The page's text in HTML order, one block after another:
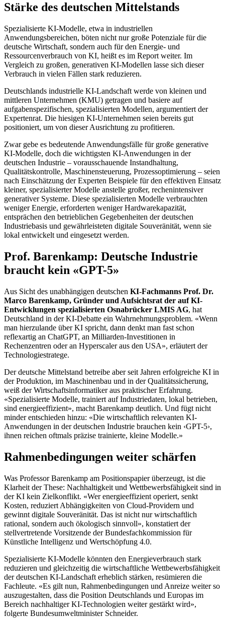
Stärke des deutschen Mittelstands
Spezialisierte KI-Modelle, etwa in industriellen
Anwendungsbereichen, böten nicht nur große Potenziale für die
deutsche Wirtschaft, sondern auch für den Energie- und
Ressourcenverbrauch von KI, heißt es im Report weiter. Im
Vergleich zu großen, generativen KI-Modellen lasse sich dieser
Verbrauch in vielen Fällen stark reduzieren.
Deutschlands industrielle KI-Landschaft werde von kleinen und
mittleren Unternehmen (KMU) getragen und basiere auf
aufgabenspezifischen, spezialisierten Modellen, argumentiert der
Expertenrat. Die hiesigen KI-Unternehmen seien bereits gut
positioniert, um von dieser Ausrichtung zu profitieren.
Zwar gebe es bedeutende Anwendungsfälle für große generative
KI-Modelle, doch die wichtigsten KI-Anwendungen in der
deutschen Industrie – vorausschauende Instandhaltung,
Qualitätskontrolle, Maschinensteuerung, Prozessoptimierung – seien
nach Einschätzung der Experten Beispiele für den effektiven Einsatz
kleiner, spezialisierter Modelle anstelle großer, rechenintensiver
generativer Systeme. Diese spezialisierten Modelle verbrauchten
weniger Energie, erforderten weniger Hardwarekapazität,
entsprächen den betrieblichen Gegebenheiten der deutschen
Industriebasis und gewährleisteten digitale Souveränität, wenn sie
lokal entwickelt und eingesetzt werden.
Prof. Barenkamp: Deutsche Industrie
braucht kein «GPT-5»
Aus Sicht des unabhängigen deutschen KI-Fachmanns Prof. Dr.
Marco Barenkamp, Gründer und Aufsichtsrat der auf KI-
Entwicklungen spezialisierten Osnabrücker LMIS AG, hat
Deutschland in der KI-Debatte ein Wahrnehmungsproblem. «Wenn
man hierzulande über KI spricht, dann denkt man fast schon
reflexartig an ChatGPT, an Milliarden-Investitionen in
Rechenzentren oder an Hyperscaler aus den USA», erläutert der
Technologiestratege.
Der deutsche Mittelstand betreibe aber seit Jahren erfolgreiche KI in
der Produktion, im Maschinenbau und in der Qualitätssicherung,
weiß der Wirtschaftsinformatiker aus praktischer Erfahrung.
«Spezialisierte Modelle, trainiert auf Industriedaten, lokal betrieben,
sind energieeffizient», macht Barenkamp deutlich. Und fügt nicht
minder entschieden hinzu: «Die wirtschaftlich relevanten KI-
Anwendungen in der deutschen Industrie brauchen kein ‹GPT-5›,
ihnen reichen oftmals präzise trainierte, kleine Modelle.»
Rahmenbedingungen weiter schärfen
Was Professor Barenkamp am Positionspapier überzeugt, ist die
Klarheit der These: Nachhaltigkeit und Wettbewerbsfähigkeit sind in
der KI kein Zielkonflikt. «Wer energieeffizient operiert, senkt
Kosten, reduziert Abhängigkeiten von Cloud-Providern und
gewinnt digitale Souveränität. Das ist nicht nur wirtschaftlich
rational, sondern auch ökologisch sinnvoll», konstatiert der
stellvertretende Vorsitzende der Bundesfachkommission für
Künstliche Intelligenz und Wertschöpfung 4.0.
Spezialisierte KI-Modelle könnten den Energieverbrauch stark
reduzieren und gleichzeitig die wirtschaftliche Wettbewerbsfähigkeit
der deutschen KI-Landschaft erheblich stärken, resümieren die
Fachleute. «Es gilt nun, Rahmenbedingungen und Anreize weiter so
auszugestalten, dass die Position Deutschlands und Europas im
Bereich nachhaltiger KI-Technologien weiter gestärkt wird»,
folgerte Bundesumweltminister Schneider.